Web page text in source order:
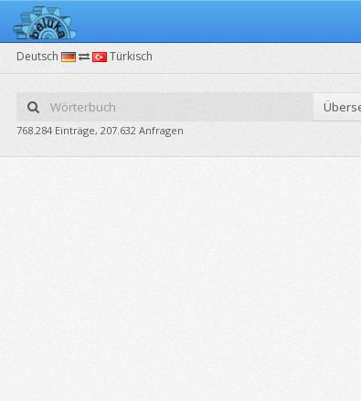
Deutsch Türkisch
768.284 Einträge, 207.632 Anfragen